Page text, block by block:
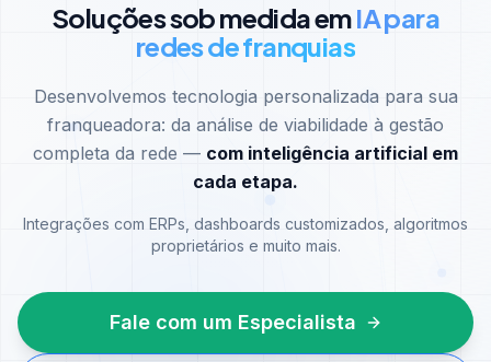
Soluções sob medida emIA para
redes de franquias
Desenvolvemos tecnologia personalizada para sua
franqueadora: da análise de viabilidade à gestão
completa da rede — com inteligência artificial em
cada etapa.
Integrações com ERPs, dashboards customizados, algoritmos
proprietários e muito mais.
Fale com um Especialista